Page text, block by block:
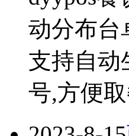
动分布台
支持自动
号,方便